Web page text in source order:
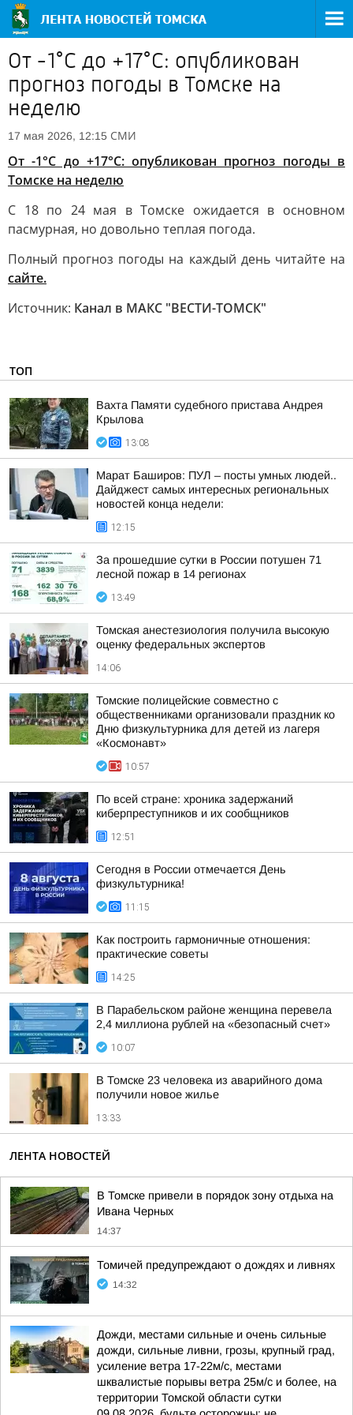
От -1°С до +17°С: опубликован
прогноз погоды в Томске на
неделю
17 мая 2026, 12:15 СМИ
От -1°С до +17°С: опубликован прогноз погоды в
Томске на неделю
С 18 по 24 мая в Томске ожидается в основном
пасмурная, но довольно теплая погода.
Полный прогноз погоды на каждый день читайте на
сайте.
Источник: Канал в МАКС "ВЕСТИ-ТОМСК"
ТОП
Вахта Памяти судебного пристава Андрея
Крылова
13:08
Марат Баширов: ПУЛ – посты умных людей..
Дайджест самых интересных региональных
новостей конца недели:
12:15
За прошедшие сутки в России потушен 71
лесной пожар в 14 регионах
13:49
Томская анестезиология получила высокую
оценку федеральных экспертов
14:06
Томские полицейские совместно с
общественниками организовали праздник ко
Дню физкультурника для детей из лагеря
«Космонавт»
10:57
По всей стране: хроника задержаний
киберпреступников и их сообщников
12:51
Сегодня в России отмечается День
физкультурника!
11:15
Как построить гармоничные отношения:
практические советы
14:25
В Парабельском районе женщина перевела
2,4 миллиона рублей на «безопасный счет»
10:07
В Томске 23 человека из аварийного дома
получили новое жилье
13:33
ЛЕНТА НОВОСТЕЙ
В Томске привели в порядок зону отдыха на
Ивана Черных
14:37
Томичей предупреждают о дождях и ливнях
14:32
Дожди, местами сильные и очень сильные
дожди, сильные ливни, грозы, крупный град,
усиление ветра 17-22м/с, местами
шквалистые порывы ветра 25м/с и более, на
территории Томской области сутки